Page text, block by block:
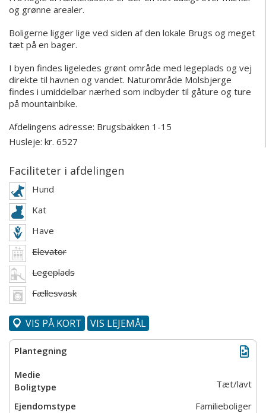
og grønne arealer.
Boligerne ligger lige ved siden af den lokale Brugs og meget
tæt på en bager.
I byen findes ligeledes grønt område med legeplads og vej
direkte til havnen og vandet. Naturområde Molsbjerge
findes i umiddelbar nærhed som indbyder til gåture og ture
på mountainbike.
Afdelingens adresse: Brugsbakken 1-15
Husleje: kr. 6527
Faciliteter i afdelingen
Hund
Kat
Have
Elevator
Legeplads
Fællesvask
VIS PÅ KORT VIS LEJEMÅL
Tæt/lavt
Familieboliger